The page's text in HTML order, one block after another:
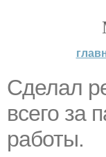
Сделал
всего за
работы.